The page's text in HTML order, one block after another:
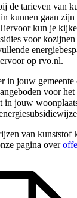
de tarieven van
kunnen gaan zijn
kun je
voor
op rvo.nl.
in jouw
voor
jouw
van kunststof
pagina over